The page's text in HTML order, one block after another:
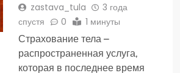
zastava_tula
3 года
спустя
0 1 минуты
Страхование тела –
распространенная услуга,
которая в последнее время